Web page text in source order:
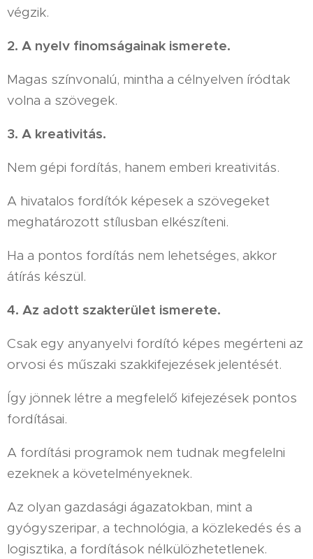
végzik.
2. A nyelv finomságainak ismerete.
Magas színvonalú, mintha a célnyelven íródtak
volna a szövegek.
3. A kreativitás.
Nem gépi fordítás, hanem emberi kreativitás.
A hivatalos fordítók képesek a szövegeket
meghatározott stílusban elkészíteni.
Ha a pontos fordítás nem lehetséges, akkor
átírás készül.
4. Az adott szakterület ismerete.
Csak egy anyanyelvi fordító képes megérteni az
orvosi és műszaki szakkifejezések jelentését.
Így jönnek létre a megfelelő kifejezések pontos
fordításai.
A fordítási programok nem tudnak megfelelni
ezeknek a követelményeknek.
Az olyan gazdasági ágazatokban, mint a
gyógyszeripar, a technológia, a közlekedés és a
logisztika, a fordítások nélkülözhetetlenek.